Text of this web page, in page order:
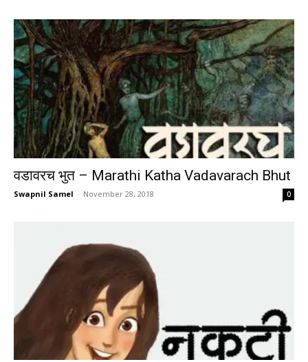
वडावरच भुत – Marathi Katha Vadavarach Bhut
Swapnil Samel - November 28, 2018 0